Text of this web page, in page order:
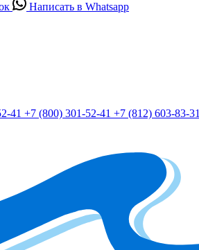
Написать в Whatsapp
41 +7 (800) 301-52-41 +7 (812) 603-83-31